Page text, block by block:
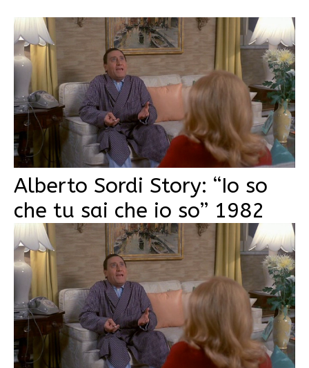
Alberto Sordi Story: “Io so
che tu sai che io so” 1982